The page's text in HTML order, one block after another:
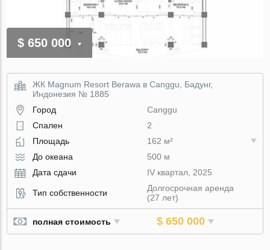
$ 650 000
ЖК Magnum Resort Berawa в Canggu, Бадунг,
Индонезия № 1885
Город
Canggu
Спален
2
Площадь
162 м²
До океана
500 м
Дата сдачи
IV квартал, 2025
Тип собственности
Долгосрочная аренда
(27 лет)
полная стоимость $ 650 000